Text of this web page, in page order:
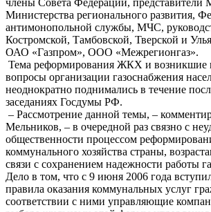
Министерства регионального развития,
антимонопольной службы, МЧС,
Костромской, Тамбовской, Тверской и
ОАО «Газпром», ООО «Межрегионгаз».
Тема реформирования ЖКХ и возникшие
вопросы организации газоснабжения
неоднократно поднимались в течение
заседаниях Госдумы РФ.
– Рассмотрение данной темы, –
Мельников, – в очередной раз связно с
общественности процессом
коммунального хозяйства страны,
связи с сохранением надежности работы
Дело в том, что с 9 июня 2006 года
правила оказания коммунальных услуг
соответствии с ними управляющие